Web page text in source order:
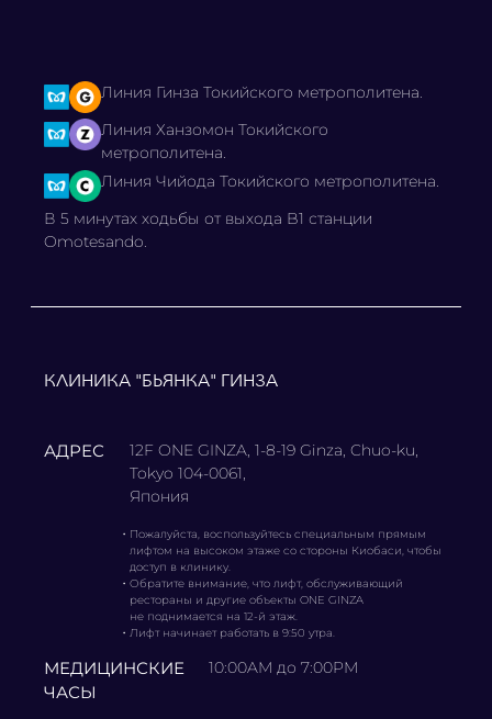
Линия Гинза Токийского метрополитена.
Линия Ханзомон Токийского
метрополитена.
Линия Чийода Токийского метрополитена.
В 5 минутах ходьбы от выхода B1 станции
Omotesando.
КЛИНИКА "БЬЯНКА" ГИНЗА
АДРЕС
12F ONE GINZA, 1-8-19 Ginza, Chuo-ku,
Tokyo 104-0061,
Япония
・ Пожалуйста, воспользуйтесь специальным прямым
лифтом на высоком этаже со стороны Киобаси, чтобы
доступ в клинику.
・ Обратите внимание, что лифт, обслуживающий
рестораны и другие объекты ONE GINZA
не поднимается на 12-й этаж.
・ Лифт начинает работать в 9:50 утра.
МЕДИЦИНСКИЕ
ЧАСЫ
10:00AM до 7:00PM